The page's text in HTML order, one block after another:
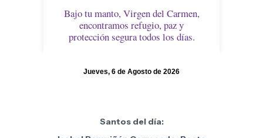
Bajo tu manto, Virgen del Carmen,
encontramos refugio, paz y
protección segura todos los días.
Jueves, 6 de Agosto de 2026
Santos del día: